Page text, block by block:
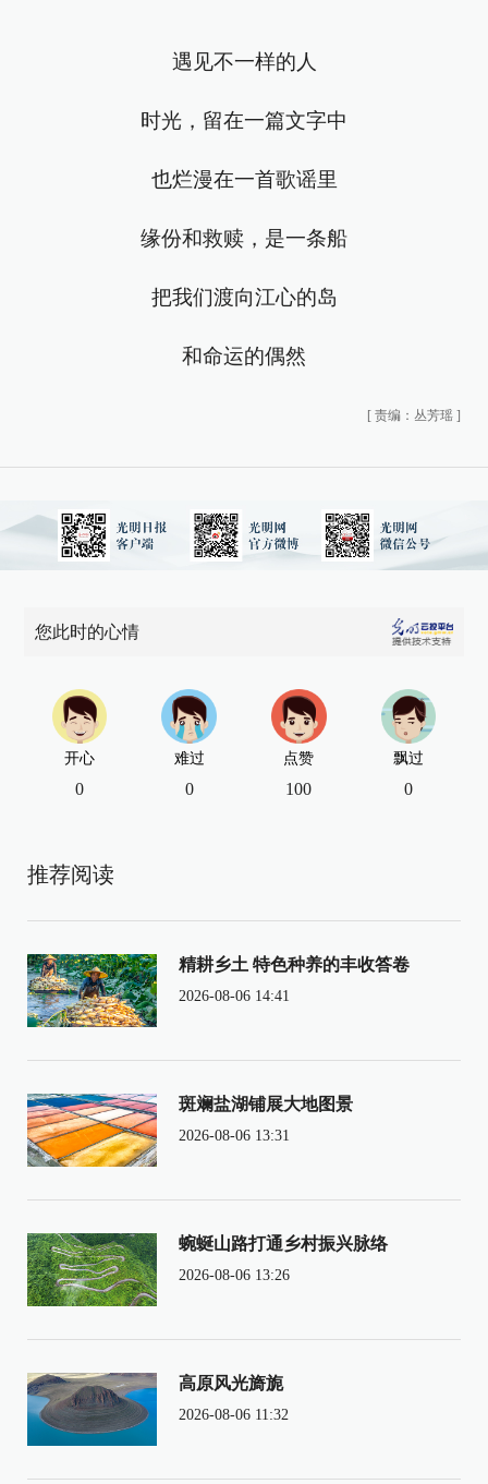
遇见不一样的人
时光，留在一篇文字中
也烂漫在一首歌谣里
缘份和救赎，是一条船
把我们渡向江心的岛
和命运的偶然
[ 责编：丛芳瑶 ]
您此时的心情
开心
0
难过
0
点赞
100
飘过
0
推荐阅读
精耕乡土 特色种养的丰收答卷
2026-08-06 14:41
斑斓盐湖铺展大地图景
2026-08-06 13:31
蜿蜒山路打通乡村振兴脉络
2026-08-06 13:26
高原风光旖旎
2026-08-06 11:32